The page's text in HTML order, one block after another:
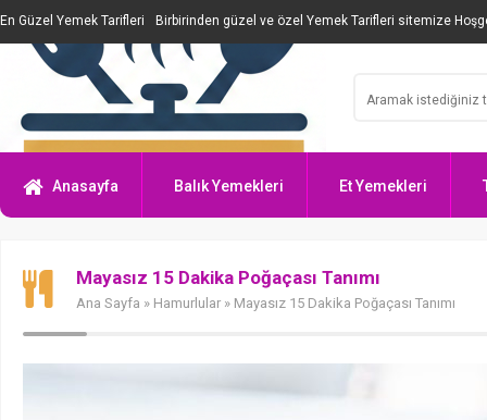
En Güzel Yemek Tarifleri Birbirinden güzel ve özel Yemek Tarifleri sitemize
Anasayfa Balık Yemekleri Et Yemekleri
Mayasız 15 Dakika Poğaçası Tanımı
Ana Sayfa » Hamurlular » Mayasız 15 Dakika Poğaçası Tanımı